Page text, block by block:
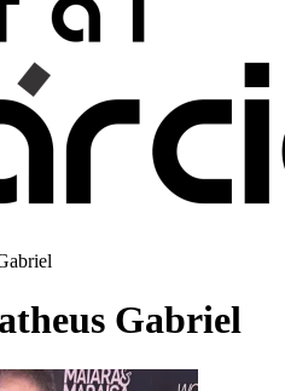
Gabriel